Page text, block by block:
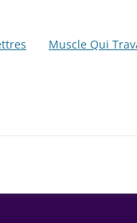
Muscle Qui